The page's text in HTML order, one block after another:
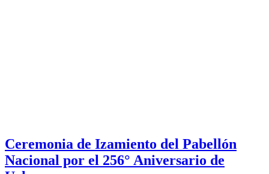
Ceremonia de Izamiento del Pabellón
Nacional por el 256° Aniversario de